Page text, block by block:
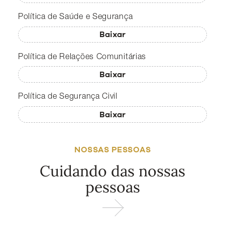
Política de Saúde e Segurança
Baixar
Política de Relações Comunitárias
Baixar
Política de Segurança Civil
Baixar
NOSSAS PESSOAS
Cuidando das nossas
pessoas